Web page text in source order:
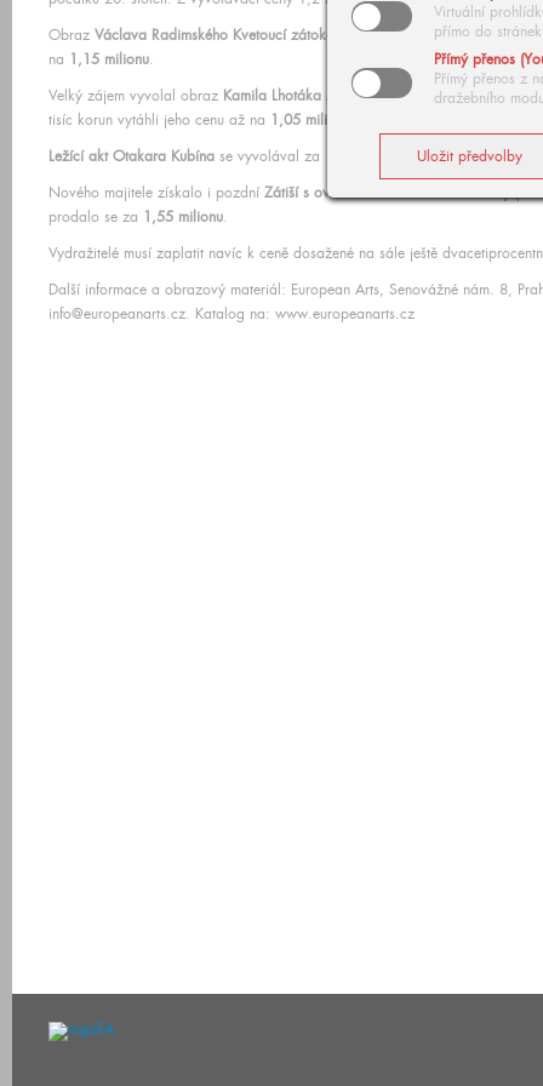
Virtuální
přímo do stránek
Přímý přenos
Přímý přenos z
dražebního
Obraz Václava Radimského Kvetoucí zátoka
(1898-1899) z jeho žádaného
na 1,15 milionu.
Velký zájem vyvolal obraz Kamila Lhotáka Mír
z roku 1940. Utkali se o něj
tisíc korun vytáhli jeho cenu až na 1,05 milionu
Ležící akt Otakara Kubína se vyvolával za 1,5 milionu a našel nového
Nového majitele získalo i pozdní Zátiší s ovocem a květinami Emila Filly
prodalo se za 1,55 milionu.
Vydražitelé musí zaplatit navíc k ceně dosažené na sále ještě
Další informace a obrazový materiál: European Arts, Senovážné nám. 8,
info@europeanarts.cz. Katalog na: www.europeanarts.cz